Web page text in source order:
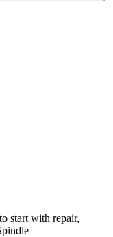
start with repair,